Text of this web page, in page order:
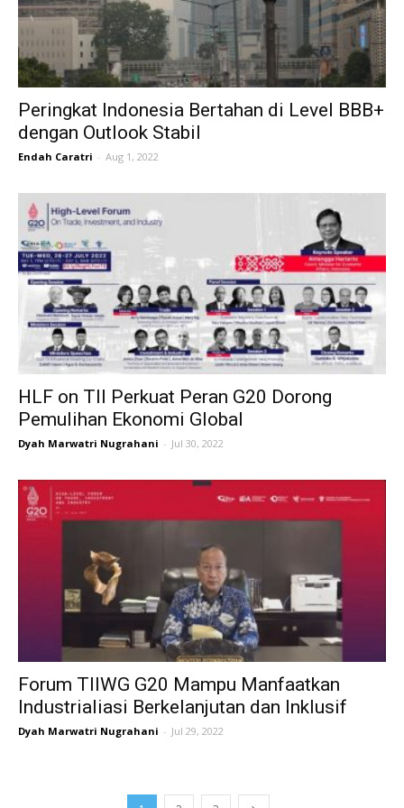
Peringkat Indonesia Bertahan di Level BBB+
dengan Outlook Stabil
Endah Caratri - Aug 1, 2022
HLF on TII Perkuat Peran G20 Dorong
Pemulihan Ekonomi Global
Dyah Marwatri Nugrahani - Jul 30, 2022
Forum TIIWG G20 Mampu Manfaatkan
Industrialiasi Berkelanjutan dan Inklusif
Dyah Marwatri Nugrahani - Jul 29, 2022